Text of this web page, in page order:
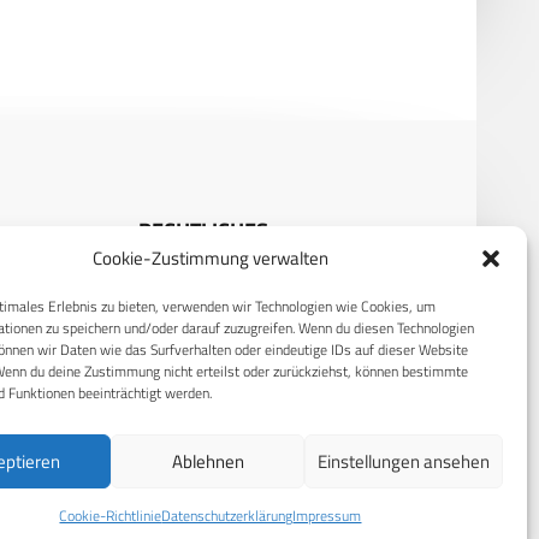
Cookie-Zustimmung verwalten
Erlebnis zu bieten, verwenden wir Technologien wie Cookies, um
zu speichern und/oder darauf zuzugreifen. Wenn du diesen Technologien
wir Daten wie das Surfverhalten oder eindeutige IDs auf dieser Website
du deine Zustimmung nicht erteilst oder zurückziehst, können bestimmte
Funktionen beeinträchtigt werden.
Ablehnen Einstellungen ansehen
Cookie-RichtlinieDatenschutzerklärungImpressum
RECHTLICHES
Cookie-Richtlinie (EU)
AGB
Compliance